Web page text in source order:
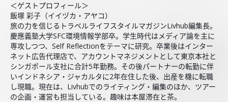
＜ゲストプロフィール＞
飯塚 彩子（イイヅカ・アヤコ）
旅の力を信じるトラベルライフスタイルマガジンLivhub編集長。
慶應義塾大学SFC環境情報学部卒。学生時代はメディア論を主に
専攻しつつ、Self Reflectionをテーマに研究。卒業後はインター
ネット広告代理店で、アカウントマネジメントとして東京本社と
シンガポール支社に合計5年勤務。その後パートナーの転勤に伴
いインドネシア・ジャカルタに2年在住した後、出産を機に転職
し現職。現在は、Livhubでのライティング・編集のほか、ツアー
の企画・運営も担当している。趣味は本屋滞在と茶。